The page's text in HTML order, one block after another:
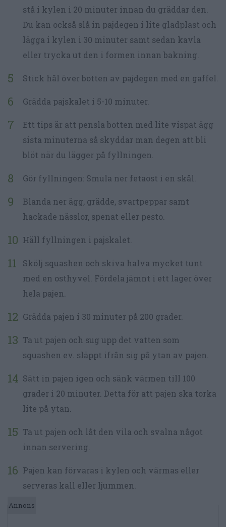
stå i kylen i 20 minuter innan du gräddar den.
Du kan också slå in pajdegen i lite gladplast och
lägga i kylen i 30 minuter samt sedan kavla
eller trycka ut den i formen innan bakning.
Stick hål över botten av pajdegen med en gaffel.
Grädda pajskalet i 5-10 minuter.
Ett tips är att pensla botten med lite vispat ägg
sista minuterna så skyddar man degen att bli
blöt när du lägger på fyllningen.
Gör fyllningen: Smula ner fetaost i en skål.
Blanda ner ägg, grädde, svartpeppar samt
hackade nässlor, spenat eller pesto.
Häll fyllningen i pajskalet.
Skölj squashen och skiva halva mycket tunt
med en osthyvel. Fördela jämnt i ett lager över
hela pajen.
Grädda pajen i 30 minuter på 200 grader.
Ta ut pajen och sug upp det vatten som
squashen ev. släppt ifrån sig på ytan av pajen.
Sätt in pajen igen och sänk värmen till 100
grader i 20 minuter. Detta för att pajen ska torka
lite på ytan.
Ta ut pajen och låt den vila och svalna något
innan servering.
Pajen kan förvaras i kylen och värmas eller
serveras kall eller ljummen.